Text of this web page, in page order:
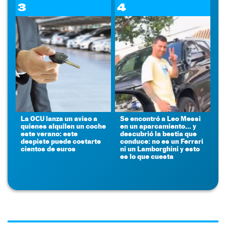
3
La OCU lanza un aviso a
quienes alquilen un coche
este verano: este
despiste puede costarte
cientos de euros
4
Se encontró a Leo Messi
en un aparcamiento... y
descubrió la bestia que
conduce: no es un Ferrari
ni un Lamborghini y esto
es lo que cuesta